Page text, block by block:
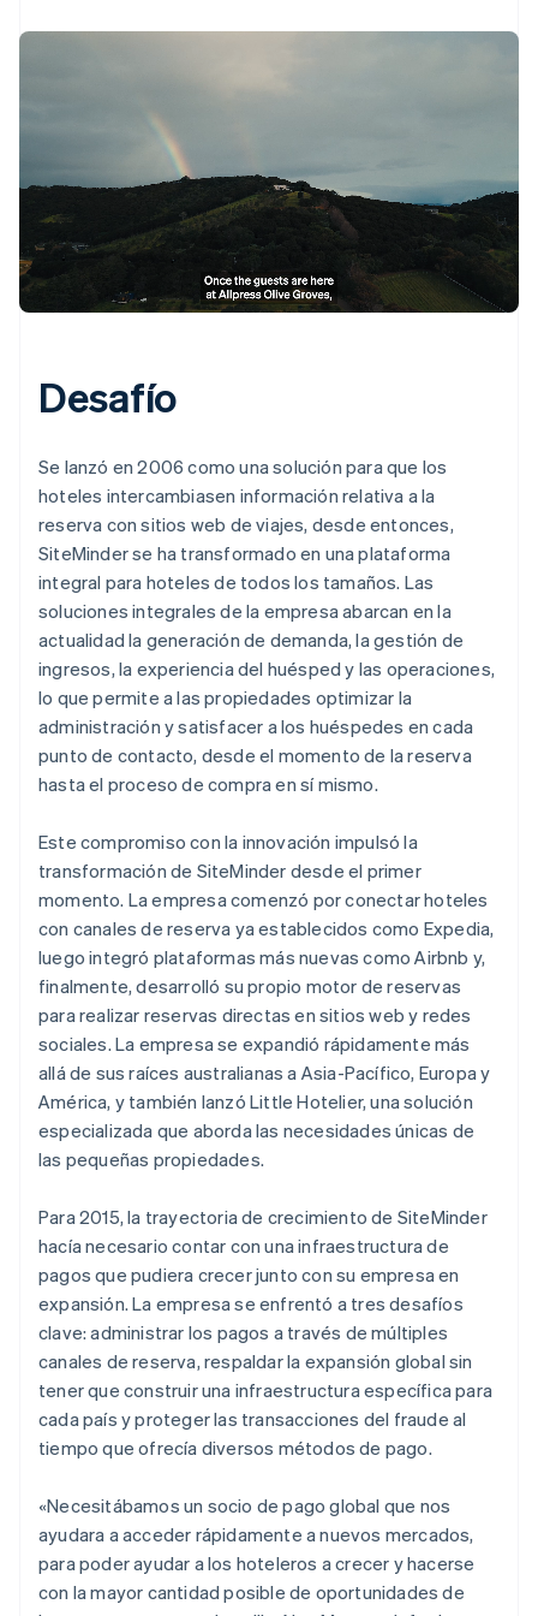
Desafío
Se lanzó en 2006 como una solución para que los
hoteles intercambiasen información relativa a la
reserva con sitios web de viajes, desde entonces,
SiteMinder se ha transformado en una plataforma
integral para hoteles de todos los tamaños. Las
soluciones integrales de la empresa abarcan en la
actualidad la generación de demanda, la gestión de
ingresos, la experiencia del huésped y las operaciones,
lo que permite a las propiedades optimizar la
administración y satisfacer a los huéspedes en cada
punto de contacto, desde el momento de la reserva
hasta el proceso de compra en sí mismo.
Este compromiso con la innovación impulsó la
transformación de SiteMinder desde el primer
momento. La empresa comenzó por conectar hoteles
con canales de reserva ya establecidos como Expedia,
luego integró plataformas más nuevas como Airbnb y,
finalmente, desarrolló su propio motor de reservas
para realizar reservas directas en sitios web y redes
sociales. La empresa se expandió rápidamente más
allá de sus raíces australianas a Asia-Pacífico, Europa y
América, y también lanzó Little Hotelier, una solución
especializada que aborda las necesidades únicas de
las pequeñas propiedades.
Para 2015, la trayectoria de crecimiento de SiteMinder
hacía necesario contar con una infraestructura de
pagos que pudiera crecer junto con su empresa en
expansión. La empresa se enfrentó a tres desafíos
clave: administrar los pagos a través de múltiples
canales de reserva, respaldar la expansión global sin
tener que construir una infraestructura específica para
cada país y proteger las transacciones del fraude al
tiempo que ofrecía diversos métodos de pago.
«Necesitábamos un socio de pago global que nos
ayudara a acceder rápidamente a nuevos mercados,
para poder ayudar a los hoteleros a crecer y hacerse
con la mayor cantidad posible de oportunidades de